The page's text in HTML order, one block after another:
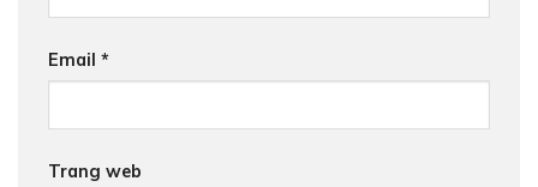
Email *
Trang web